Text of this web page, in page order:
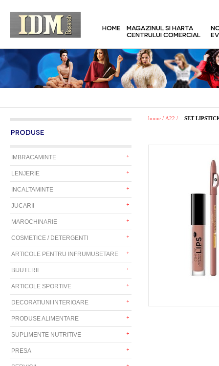
HOME
MAGAZINUL SI HARTA
CENTRULUI COMERCIAL
PRODUSE
IMBRACAMINTE
LENJERIE
INCALTAMINTE
JUCARII
MAROCHINARIE
COSMETICE / DETERGENTI
ARTICOLE PENTRU INFRUMUSETARE
BIJUTERII
ARTICOLE SPORTIVE
DECORATIUNI INTERIOARE
PRODUSE ALIMENTARE
SUPLIMENTE NUTRITIVE
PRESA
home / A22 / SET